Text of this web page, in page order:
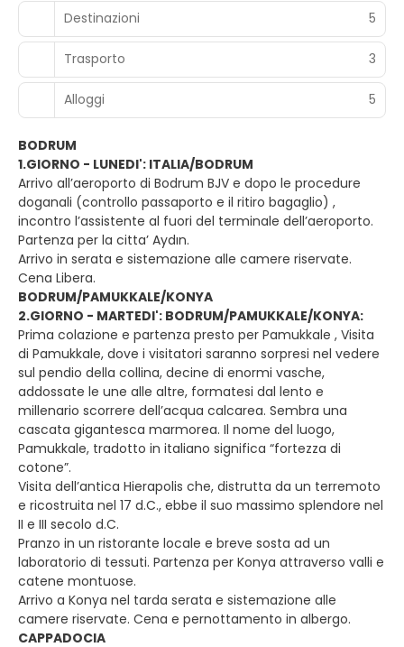
Destinazioni
5
Trasporto 3
Alloggi 5
BODRUM
1.GIORNO - LUNEDI': ITALIA/BODRUM
Arrivo all’aeroporto di Bodrum BJV e dopo le procedure
doganali (controllo passaporto e il ritiro bagaglio) ,
incontro l’assistente al fuori del terminale dell’aeroporto.
Partenza per la citta’ Aydın.
Arrivo in serata e sistemazione alle camere riservate.
Cena Libera.
BODRUM/PAMUKKALE/KONYA
2.GIORNO - MARTEDI': BODRUM/PAMUKKALE/KONYA:
Prima colazione e partenza presto per Pamukkale , Visita
di Pamukkale, dove i visitatori saranno sorpresi nel vedere
sul pendio della collina, decine di enormi vasche,
addossate le une alle altre, formatesi dal lento e
millenario scorrere dell’acqua calcarea. Sembra una
cascata gigantesca marmorea. Il nome del luogo,
Pamukkale, tradotto in italiano significa “fortezza di
cotone”.
Visita dell’antica Hierapolis che, distrutta da un terremoto
e ricostruita nel 17 d.C., ebbe il suo massimo splendore nel
II e III secolo d.C.
Pranzo in un ristorante locale e breve sosta ad un
laboratorio di tessuti. Partenza per Konya attraverso valli e
catene montuose.
Arrivo a Konya nel tarda serata e sistemazione alle
camere riservate. Cena e pernottamento in albergo.
CAPPADOCIA